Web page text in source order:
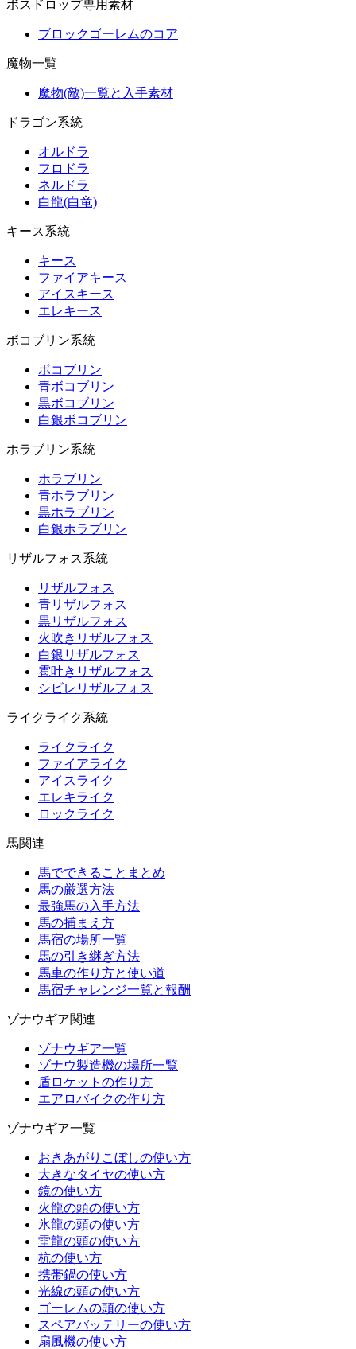
ボスドロップ専用素材
ブロックゴーレムのコア
魔物一覧
魔物(敵)一覧と入手素材
ドラゴン系統
オルドラ
フロドラ
ネルドラ
白龍(白竜)
キース系統
キース
ファイアキース
アイスキース
エレキース
ボコブリン系統
ボコブリン
青ボコブリン
黒ボコブリン
白銀ボコブリン
ホラブリン系統
ホラブリン
青ホラブリン
黒ホラブリン
白銀ホラブリン
リザルフォス系統
リザルフォス
青リザルフォス
黒リザルフォス
火吹きリザルフォス
白銀リザルフォス
雹吐きリザルフォス
シビレリザルフォス
ライクライク系統
ライクライク
ファイアライク
アイスライク
エレキライク
ロックライク
馬関連
馬でできることまとめ
馬の厳選方法
最強馬の入手方法
馬の捕まえ方
馬宿の場所一覧
馬の引き継ぎ方法
馬車の作り方と使い道
馬宿チャレンジ一覧と報酬
ゾナウギア関連
ゾナウギア一覧
ゾナウ製造機の場所一覧
盾ロケットの作り方
エアロバイクの作り方
ゾナウギア一覧
おきあがりこぼしの使い方
大きなタイヤの使い方
鏡の使い方
火龍の頭の使い方
氷龍の頭の使い方
雷龍の頭の使い方
杭の使い方
携帯鍋の使い方
光線の頭の使い方
ゴーレムの頭の使い方
スペアバッテリーの使い方
扇風機の使い方